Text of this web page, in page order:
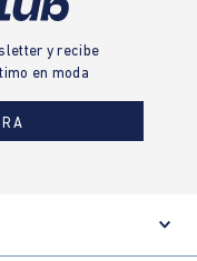
y recibe
en moda